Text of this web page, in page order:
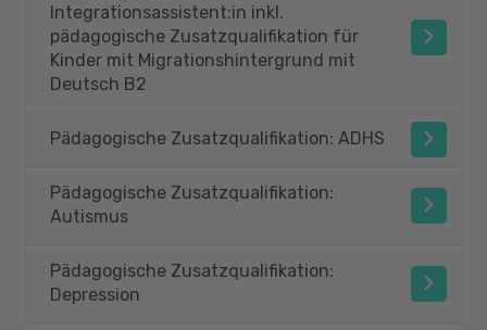
Integrationsassistent:in inkl.
pädagogische Zusatzqualifikation für
Kinder mit Migrationshintergrund mit
Deutsch B2
Pädagogische Zusatzqualifikation: ADHS
Pädagogische Zusatzqualifikation:
Autismus
Pädagogische Zusatzqualifikation:
Depression